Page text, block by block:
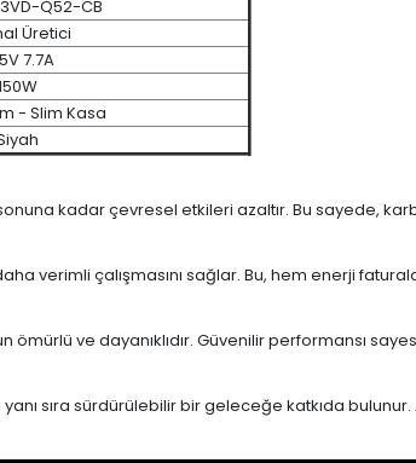
Q52-CB
Üretici
7.7A
- Slim Kasa
kadar çevresel etkileri azaltır. Bu sayede,
verimli çalışmasını sağlar. Bu, hem enerji
ve dayanıklıdır. Güvenilir performansı
sıra sürdürülebilir bir geleceğe katkıda bulunur.